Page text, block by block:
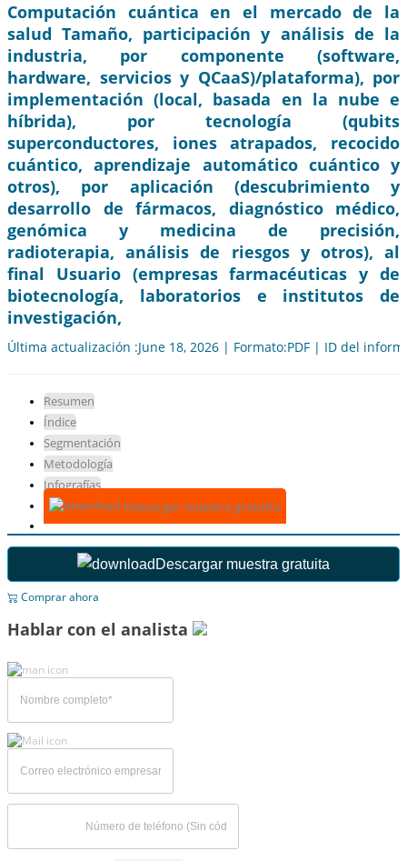
Computación cuántica en el mercado de la
salud Tamaño, participación y análisis de la
industria, por componente (software,
hardware, servicios y QCaaS)/plataforma), por
implementación (local, basada en la nube e
híbrida), por tecnología (qubits
superconductores, iones atrapados, recocido
cuántico, aprendizaje automático cuántico y
otros), por aplicación (descubrimiento y
desarrollo de fármacos, diagnóstico médico,
genómica y medicina de precisión,
radioterapia, análisis de riesgos y otros), al
final Usuario (empresas farmacéuticas y de
biotecnología, laboratorios e institutos de
investigación,
Última actualización :June 18, 2026 | Formato:PDF | ID del
Resumen
Índice
Segmentación
Metodología
Infografías
Descargar muestra gratuita
Descargar muestra gratuita
Comprar ahora
Hablar con el analista